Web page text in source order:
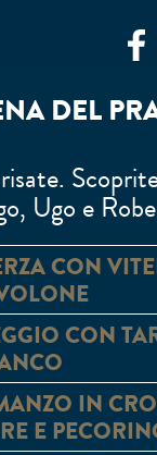
Facebook
DEL
Ugo e
CON
CON
IN
E